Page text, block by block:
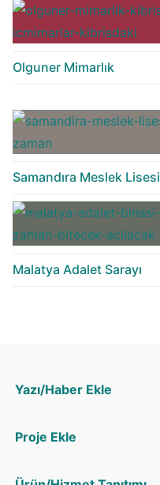
Olguner Mimarlık
Samandıra Meslek Lisesi
Malatya Adalet Sarayı
Yazı/Haber Ekle
Proje Ekle